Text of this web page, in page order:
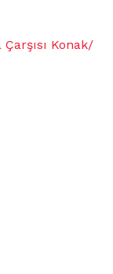
Konak/